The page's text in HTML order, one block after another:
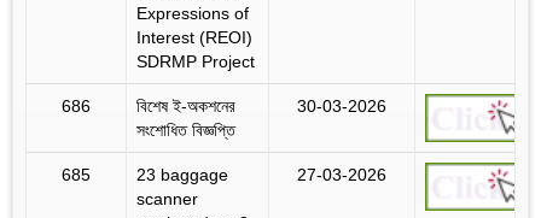
Expressions of
Interest (REOI)
SDRMP Project
686
বিশেষ ই-অকশনের
সংশোধিত বিজ্ঞপ্তি
30-03-2026
685
23 baggage
scanner
27-03-2026